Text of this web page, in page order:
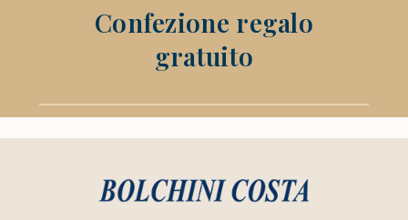
Confezione regalo
gratuito